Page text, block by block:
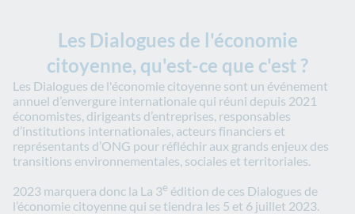
Les Dialogues de l'économie
citoyenne, qu'est-ce que c'est ?
Les Dialogues de l'économie citoyenne sont un événement
annuel d’envergure internationale qui réuni depuis 2021
économistes, dirigeants d’entreprises, responsables
d’institutions internationales, acteurs financiers et
représentants d’ONG pour réfléchir aux grands enjeux des
transitions environnementales, sociales et territoriales.
2023 marquera donc la La 3e édition de ces Dialogues de
l’économie citoyenne qui se tiendra les 5 et 6 juillet 2023.